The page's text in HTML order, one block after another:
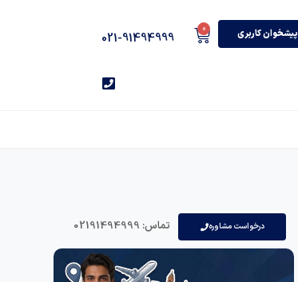
پیشخوان کاربری 0
021-91494999
درخواست مشاوره تماس: 02191494999